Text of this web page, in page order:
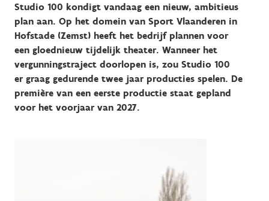
Studio 100 kondigt vandaag een nieuw, ambitieus
plan aan. Op het domein van Sport Vlaanderen in
Hofstade (Zemst) heeft het bedrijf plannen voor
een gloednieuw tijdelijk theater. Wanneer het
vergunningstraject doorlopen is, zou Studio 100
er graag gedurende twee jaar producties spelen. De
première van een eerste productie staat gepland
voor het voorjaar van 2027.